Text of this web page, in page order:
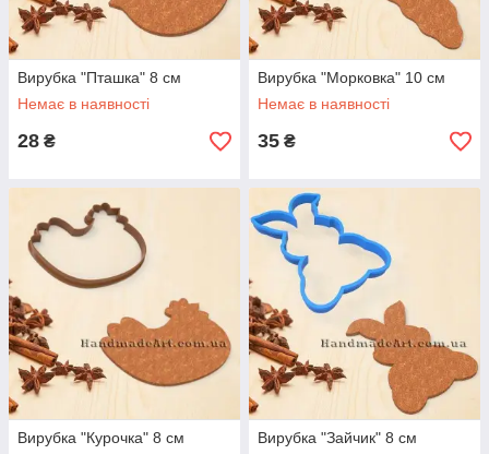
Вирубка "Пташка" 8 см
Немає в наявності
28 ₴
Вирубка "Морковка" 10 см
Немає в наявності
35 ₴
Вирубка "Курочка" 8 см
Вирубка "Зайчик" 8 см